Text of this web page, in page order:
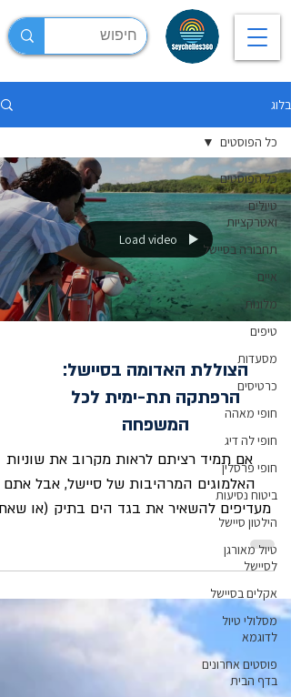
בלוג
כל הפוסטים
טיולים
ואטרקציות
תחבורה בסיישל
איים
מלונות
טיפים
מסעדות
כרטיסים
חופי מאהה
חופי לה דיג
חופי פרסלין
ביטוח נסיעות
הילטון סיישל
טיול מאורגן
לסיישל
אקלים בסיישל
מסלולי טיול
לדוגמא
פוסטים אחרונים
בדף הבית
כל הפוסטים
Load video
הצוללת האדומה בסיישל:
הרפתקה תת-ימית לכל
המשפחה
אם תמיד רציתם לראות מקרוב את שוניות
האלמוגים המרהיבות של סיישל, אבל אתם
מעדיפים להשאיר את בגד הים בתיק (או
מטיילים עם ילדים קטנים), הצוללת האדומה
לחלוטין, אלא מאפשר לכם לשבת בחלקו
התחתון, שנמצא מתחת לפני המים,
דרך חלונות פנורמיים ענקיים על החיים
באוקיינוס ההודי. ✨ מה מחכה לכם בסיור?